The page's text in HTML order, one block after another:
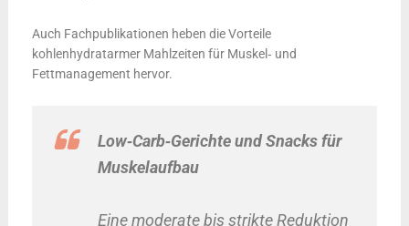
Auch Fachpublikationen heben die Vorteile
kohlenhydratarmer Mahlzeiten für Muskel‑ und
Fettmanagement hervor.
Low‑Carb‑Gerichte und Snacks für
Muskelaufbau
Eine moderate bis strikte Reduktion